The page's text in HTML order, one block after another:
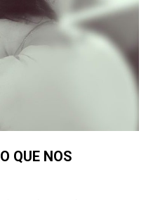
QUE NOS